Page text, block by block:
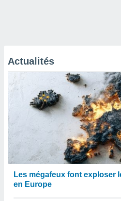
Actualités
Les mégafeux font exploser
en Europe